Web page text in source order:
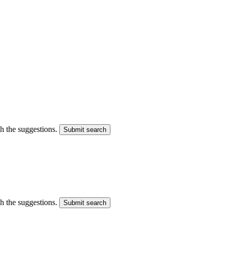
the suggestions. Submit search
the suggestions. Submit search